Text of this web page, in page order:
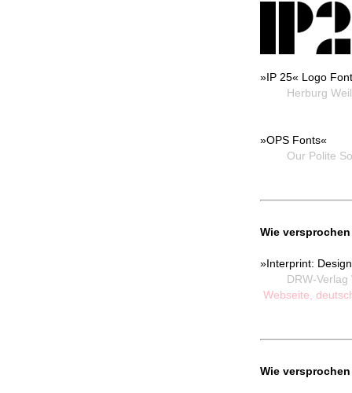
»IP 25« Logo Font
Herburg
»OPS Fonts«
Our Polite
Wie
»Interprint:
DRW-Verlag
Webseite,
Wie